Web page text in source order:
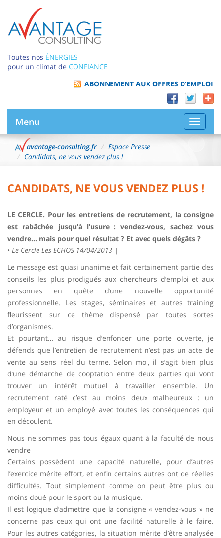
Toutes nos ÉNERGIES
pour un climat de CONFIANCE
ABONNEMENT AUX OFFRES D’EMPLOI
la
Menu
avantage-consulting.fr
Espace Presse
Candidats, ne vous vendez plus !
CANDIDATS, NE VOUS VENDEZ PLUS !
LE CERCLE. Pour les entretiens de recrutement, la consigne
est rabâchée jusqu’à l’usure : vendez-vous, sachez vous
vendre… mais pour quel résultat ? Et avec quels dégâts ?
• Le Cercle Les ECHOS 14/04/2013 |
Le message est quasi unanime et fait certainement partie des
conseils les plus prodigués aux chercheurs d’emploi et aux
personnes en quête d’une nouvelle opportunité
professionnelle. Les stages, séminaires et autres training
fleurissent sur ce thème dispensé par toutes sortes
d’organismes.
Et pourtant… au risque d’enfoncer une porte ouverte, je
défends que l’entretien de recrutement n’est pas un acte de
vente au sens réel du terme. Selon moi, il s’agit bien plus
d’une démarche de cooptation entre deux parties qui vont
trouver un intérêt mutuel à travailler ensemble. Un
recrutement raté c’est au moins deux malheureux : un
employeur et un employé avec toutes les conséquences qui
en découlent.
Nous ne sommes pas tous égaux quant à la faculté de nous
vendre
Certains possèdent une capacité naturelle, pour d’autres
l’exercice mérite effort, et enfin certains autres ont de réelles
difficultés. Tout simplement comme on peut être plus ou
moins doué pour le sport ou la musique.
Il est logique d’admettre que la consigne « vendez-vous » ne
concerne pas ceux qui ont une facilité naturelle à le faire.
Pour les autres catégories, la situation mérite d’être analysée